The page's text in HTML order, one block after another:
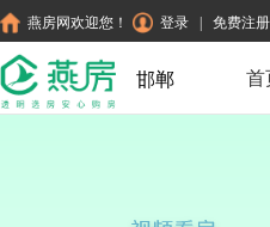
燕房网欢迎您！ 登录 免费注册
邯郸 首